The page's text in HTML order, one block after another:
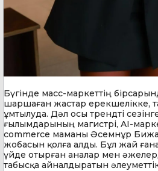
Бүгінде масс-маркеттің
шаршаған жастар ерекшелікке,
ұмтылуда. Дәл осы трендті
ғылымдарының магистрі, AI-
commerce маманы Әсемнұр
жобасын қолға алды. Бұл жай
үйде отырған аналар мен
табысқа айналдыратын